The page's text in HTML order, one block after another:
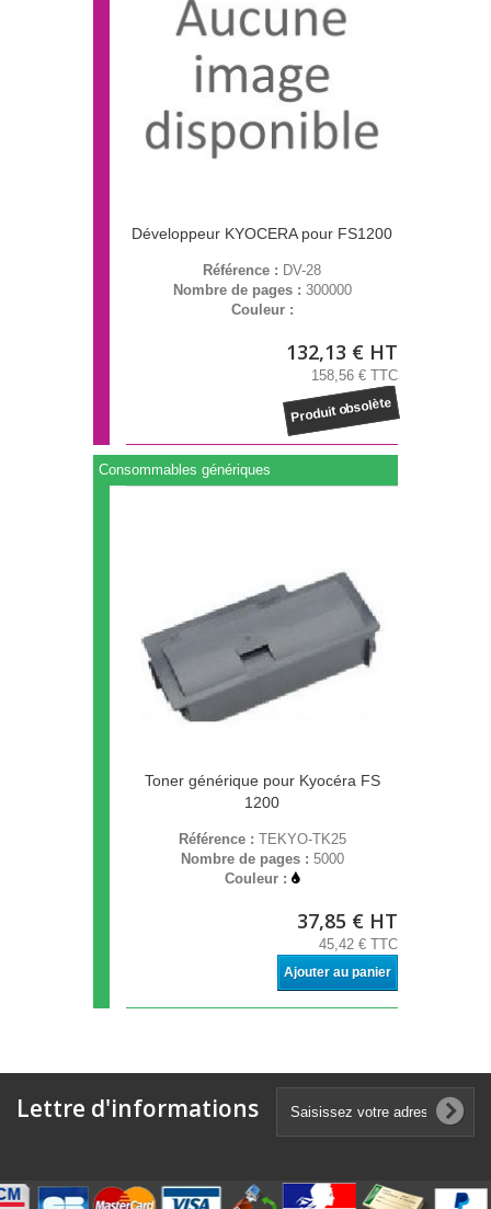
Développeur KYOCERA pour FS1200
Référence : DV-28
Nombre de pages : 300000
Couleur :
132,13 € HT
158,56 € TTC
Produit obsolète
Consommables génériques
Toner générique pour Kyocéra FS
1200
Référence : TEKYO-TK25
Nombre de pages : 5000
Couleur :
37,85 € HT
45,42 € TTC
Ajouter au panier
Lettre d'informations